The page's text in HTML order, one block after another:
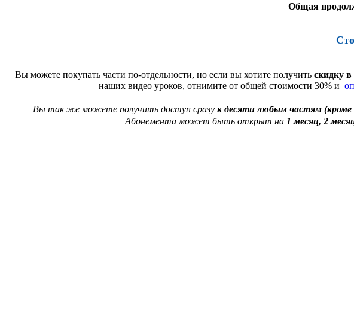
Общая
Вы можете покупать части по-отдельности, но если вы хотите получить скидку в
наших видео уроков, отнимите от общей стоимости 30% и
Вы так же можете получить доступ сразу к десяти любым частям
Абонемента может быть открыт на 1 месяц, 2